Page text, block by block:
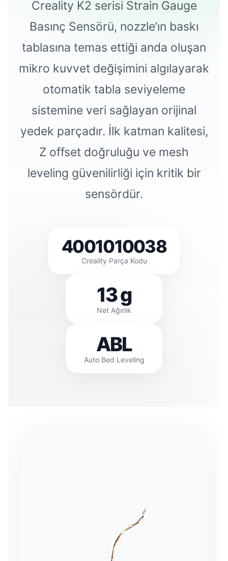
Creality K2 serisi Strain Gauge
Basınç Sensörü, nozzle’ın baskı
tablasına temas ettiği anda oluşan
mikro kuvvet değişimini algılayarak
otomatik tabla seviyeleme
sistemine veri sağlayan orijinal
yedek parçadır. İlk katman kalitesi,
Z offset doğruluğu ve mesh
leveling güvenilirliği için kritik bir
sensördür.
4001010038
Creality Parça Kodu
13 g
Net Ağırlık
ABL
Auto Bed Leveling